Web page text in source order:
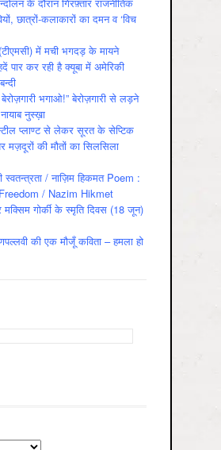
छात्रों-कलाकारों का दमन व ‘विच
में मची भगदड़ के मायने
पार कर रही है क्यूबा में अमेरिकी
भगाओ!” बेरोज़गारी से लड़ने
नुस्ख़ा
प्लाण्ट से लेकर सूरत के सेप्टिक
की मौतों का सिलसिला
स्वतन्त्रता / नाज़िम हिकमत Poem :
/ Nazim Hikmet
मक्सिम गोर्की के स्मृति दिवस (18 जून)
की एक मौजूँ कविता – हमला हो